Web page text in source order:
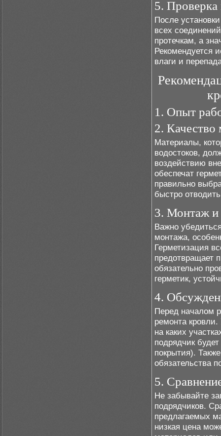
5. Проверка
После
всех
протечкам, а
Рекомендуется
влаги и
1. Опыт
2. Качество
Материалы,
водостоков,
воздействию
обеспечат
правильно
быстро
3. Монтаж и
Важно
монтажа,
Герметизация
предотвращает
обязательно
герметик,
4.
Перед началом
ремонта кровли.
на каких
подрядчик
покрытия).
обязательства
5.
Не забывайте
подрядчиков.
предлагаемых
низкая цена